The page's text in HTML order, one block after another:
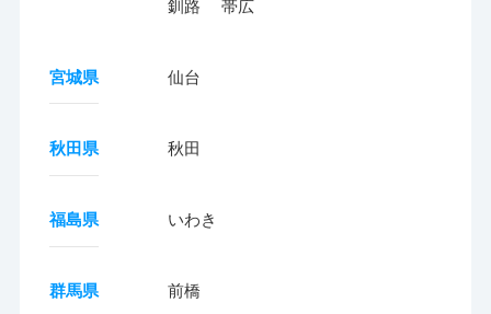
釧路 帯広
宮城県 仙台
秋田県 秋田
福島県 いわき
群馬県 前橋